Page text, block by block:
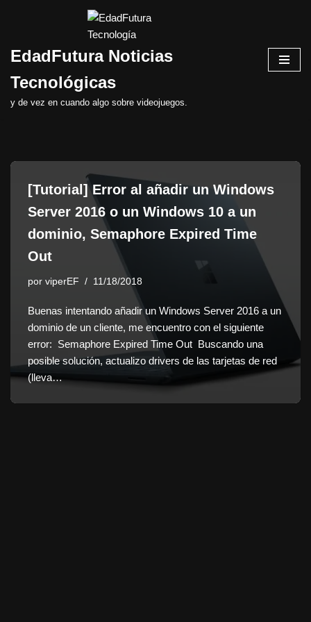
al
EdadFutura Noticias
Tecnológicas
y de vez en cuando algo sobre videojuegos.
[Tutorial] Error al añadir un Windows
Server 2016 o un Windows 10 a un
dominio, Semaphore Expired Time
Out
por viperEF 11/18/2018
Buenas intentando añadir un Windows Server 2016 a un
dominio de un cliente, me encuentro con el siguiente
error: Semaphore Expired Time Out Buscando una
posible solución, actualizo drivers de las tarjetas de red
(lleva…